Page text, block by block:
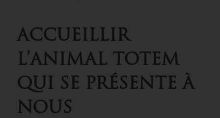
ACCUEILLIR
L’ANIMAL TOTEM
QUI SE PRÉSENTE À
NOUS